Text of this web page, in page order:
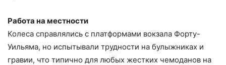
Работа на местности
Колеса справлялись с платформами вокзала Форту-
Уильяма, но испытывали трудности на булыжниках и
гравии, что типично для любых жестких чемоданов на